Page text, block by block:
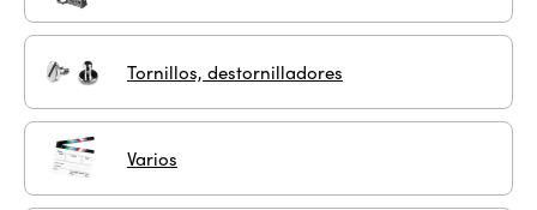
Tornillos, destornilladores
Varios